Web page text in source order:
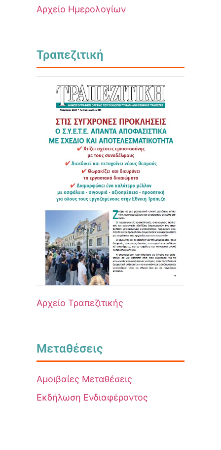
Αρχείο Ημερολογίων
Τραπεζιτική
Αρχείο Τραπεζιτικής
Μεταθέσεις
Αμοιβαίες Μεταθέσεις
Εκδήλωση Ενδιαφέροντος